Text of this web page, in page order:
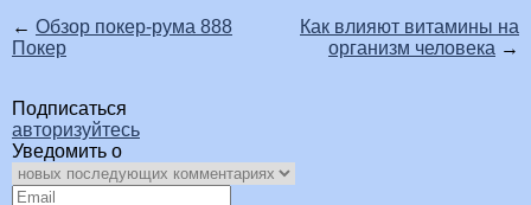
← Обзор покер-рума 888
Покер
Как влияют витамины на
организм человека →
Подписаться
авторизуйтесь
Уведомить о